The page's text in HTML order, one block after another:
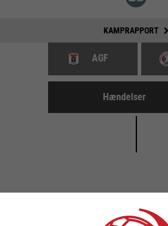
KAMPRAPPORT
AGF
Hændelser